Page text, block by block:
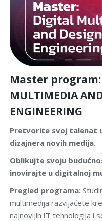
Master program:
MULTIMEDIA
ENGINEERING
Pretvorite svoj talenat
dizajnera novih medija.
Oblikujte svoju
inovirajte u digitalnoj
Pregled programa:
multimedija razvijaćete
najnovijih IT tehnologija i